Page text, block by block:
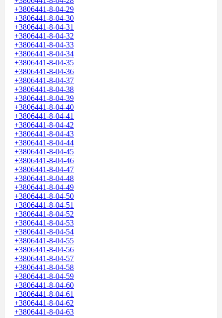
+3806441-8-04-29
+3806441-8-04-30
+3806441-8-04-31
+3806441-8-04-32
+3806441-8-04-33
+3806441-8-04-34
+3806441-8-04-35
+3806441-8-04-36
+3806441-8-04-37
+3806441-8-04-38
+3806441-8-04-39
+3806441-8-04-40
+3806441-8-04-41
+3806441-8-04-42
+3806441-8-04-43
+3806441-8-04-44
+3806441-8-04-45
+3806441-8-04-46
+3806441-8-04-47
+3806441-8-04-48
+3806441-8-04-49
+3806441-8-04-50
+3806441-8-04-51
+3806441-8-04-52
+3806441-8-04-53
+3806441-8-04-54
+3806441-8-04-55
+3806441-8-04-56
+3806441-8-04-57
+3806441-8-04-58
+3806441-8-04-59
+3806441-8-04-60
+3806441-8-04-61
+3806441-8-04-62
+3806441-8-04-63